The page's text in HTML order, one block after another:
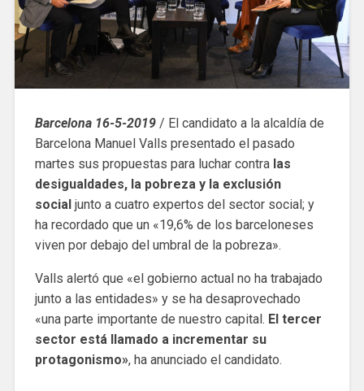
Barcelona 16-5-2019/ El candidato a la alcaldía de
Barcelona Manuel Valls presentado el pasado
martes sus propuestas para luchar contra las
desigualdades, la pobreza y la exclusión
social junto a cuatro expertos del sector social; y
ha recordado que un «19,6% de los barceloneses
viven por debajo del umbral de la pobreza».
Valls alertó que «el gobierno actual no ha trabajado
junto a las entidades» y se ha desaprovechado
«una parte importante de nuestro capital. El tercer
sector está llamado a incrementar su
protagonismo», ha anunciado el candidato.